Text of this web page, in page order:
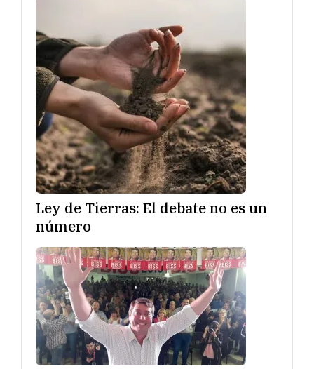
Ley de Tierras: El debate no es un
número